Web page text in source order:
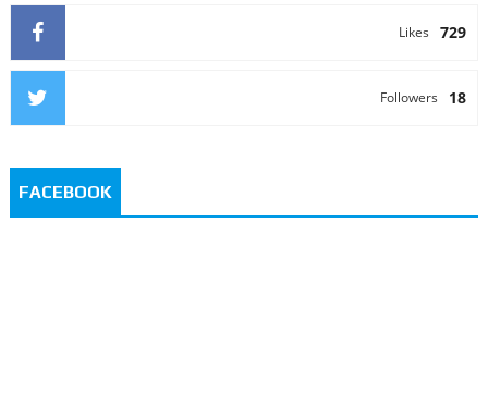
729
Likes
18
Followers
FACEBOOK